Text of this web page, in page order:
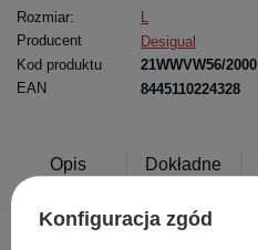
Rozmiar:
Producent
Desigual
Kod produktu
21WWVW56/2000
EAN
8445110224328
Opis
Dokładne
Konfiguracja zgód